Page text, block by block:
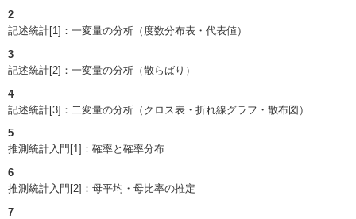
2
記述統計[1]：一変量の分析（度数分布表・代表値）
3
記述統計[2]：一変量の分析（散らばり）
4
記述統計[3]：二変量の分析（クロス表・折れ線グラフ・散布図）
5
推測統計入門[1]：確率と確率分布
6
推測統計入門[2]：母平均・母比率の推定
7